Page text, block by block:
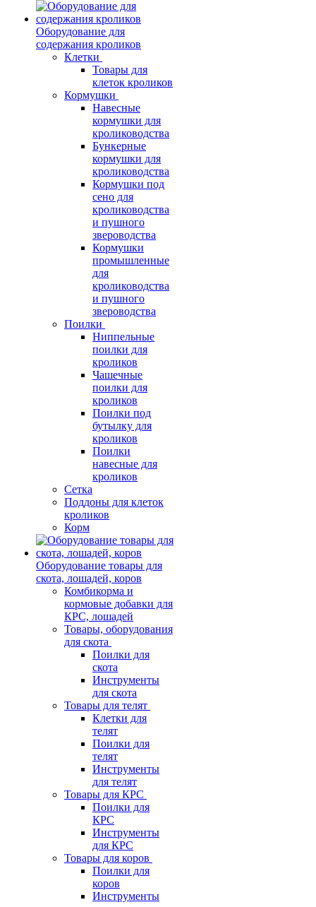
Оборудование для
содержания кроликов
Клетки
Товары для
клеток кроликов
Кормушки
Навесные
кормушки для
кролиководства
Бункерные
кормушки для
кролиководства
Кормушки под
сено для
кролиководства
и пушного
звероводства
Кормушки
промышленные
для
кролиководства
и пушного
звероводства
Поилки
Ниппельные
поилки для
кроликов
Чашечные
поилки для
кроликов
Поилки под
бутылку для
кроликов
Поилки
навесные для
кроликов
Сетка
Поддоны для клеток
кроликов
Корм
Оборудование товары для
скота, лошадей, коров
Комбикорма и
кормовые добавки для
КРС, лошадей
Товары, оборудования
для скота
Поилки для
скота
Инструменты
для скота
Товары для телят
Клетки для
телят
Поилки для
телят
Инструменты
для телят
Товары для КРС
Поилки для
КРС
Инструменты
для КРС
Товары для коров
Поилки для
коров
Инструменты